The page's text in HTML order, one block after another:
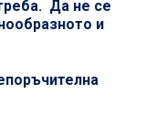
Да не се
и